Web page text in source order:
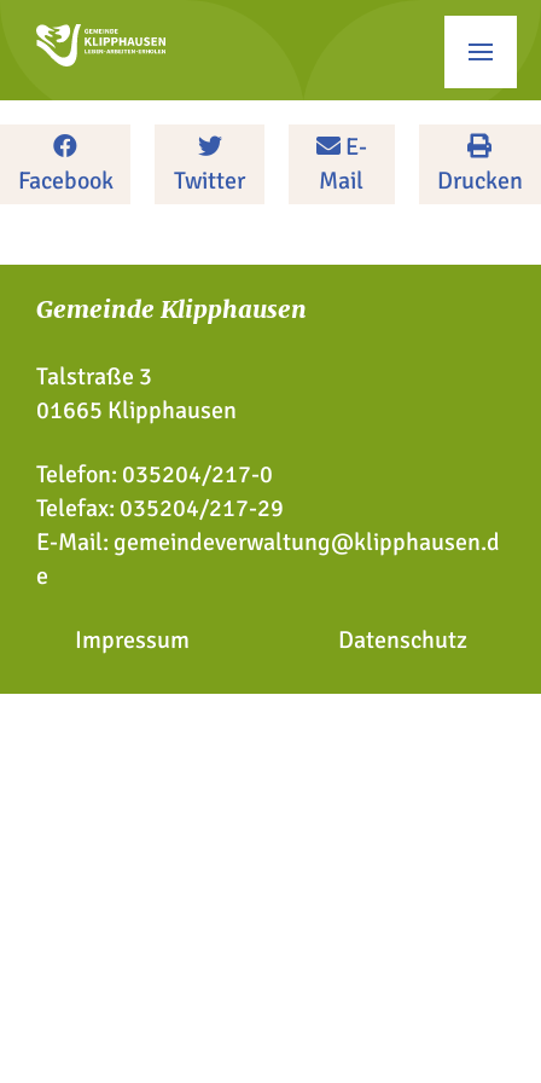
Facebook Twitter
E-
Mail
Drucken
Gemeinde Klipphausen
Talstraße 3
01665 Klipphausen
Telefon: 035204/217-0
Telefax: 035204/217-29
E-Mail: gemeindeverwaltung@klipphausen.d
e
Impressum Datenschutz